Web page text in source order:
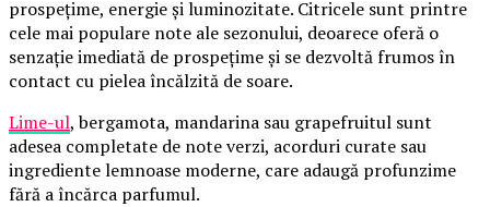
prospețime, energie și luminozitate. Citricele sunt printre
cele mai populare note ale sezonului, deoarece oferă o
senzație imediată de prospețime și se dezvoltă frumos în
contact cu pielea încălzită de soare.
Lime-ul, bergamota, mandarina sau grapefruitul sunt
adesea completate de note verzi, acorduri curate sau
ingrediente lemnoase moderne, care adaugă profunzime
fără a încărca parfumul.